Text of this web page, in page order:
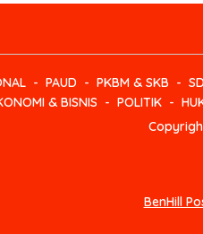
PAUD PKBM & SKB SD
& BISNIS
POLITIK
BenHill